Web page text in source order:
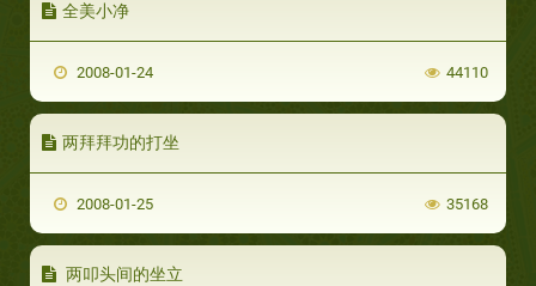
全美小净
2008-01-24 44110
两拜拜功的打坐
2008-01-25 35168
两叩头间的坐立